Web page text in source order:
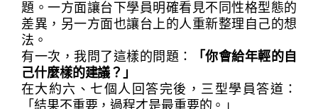
題。一方面讓台下學員明確看見不同性格型態的
差異，另一方面也讓台上的人重新整理自己的想
法。
有一次，我問了這樣的問題：
「你會給年輕的自
己什麼樣的建議？」
在大約六、七個人回答完後，三型學員答道：
「結果不重要，過程才是最重要的。」